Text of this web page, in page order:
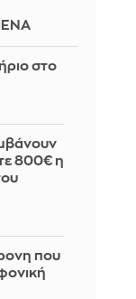
στο
800€ η
που